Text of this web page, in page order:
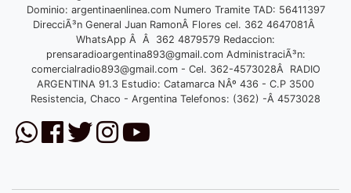
Dominio: argentinaenlinea.com Numero Tramite TAD: 56411397
DirecciÃ³n General Juan RamonÂ Flores cel. 362 4647081Â
WhatsApp Â Â 362 4879579 Redaccion:
prensaradioargentina893@gmail.comAdministraciÃ³n:
comercialradio893@gmail.com- Cel. 362-4573028Â RADIO
ARGENTINA 91.3 Estudio: Catamarca NÂº 436 - C.P 3500
Resistencia, Chaco - Argentina Telefonos: (362) -Â 4573028